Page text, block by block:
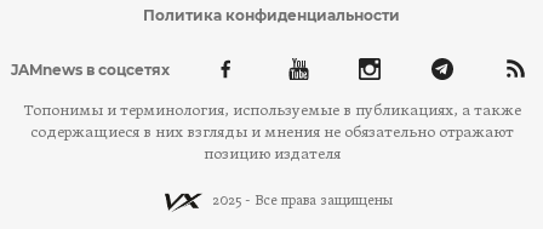
Политика конфиденциальности
JAMnews в соцсетях
Топонимы и терминология, используемые в публикациях, а также
содержащиеся в них взгляды и мнения не обязательно отражают
позицию издателя
2025 - Все права защищены